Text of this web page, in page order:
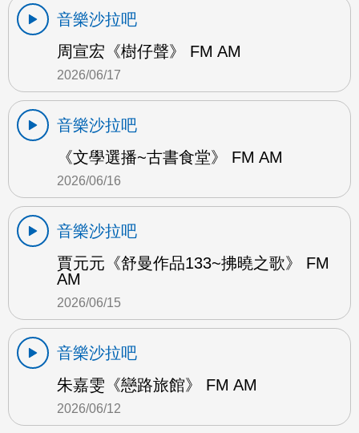
音樂沙拉吧
周宣宏《樹仔聲》 FM AM
2026/06/17
音樂沙拉吧
《文學選播~古書食堂》 FM AM
2026/06/16
音樂沙拉吧
賈元元《舒曼作品133~拂曉之歌》 FM
AM
2026/06/15
音樂沙拉吧
朱嘉雯《戀路旅館》 FM AM
2026/06/12